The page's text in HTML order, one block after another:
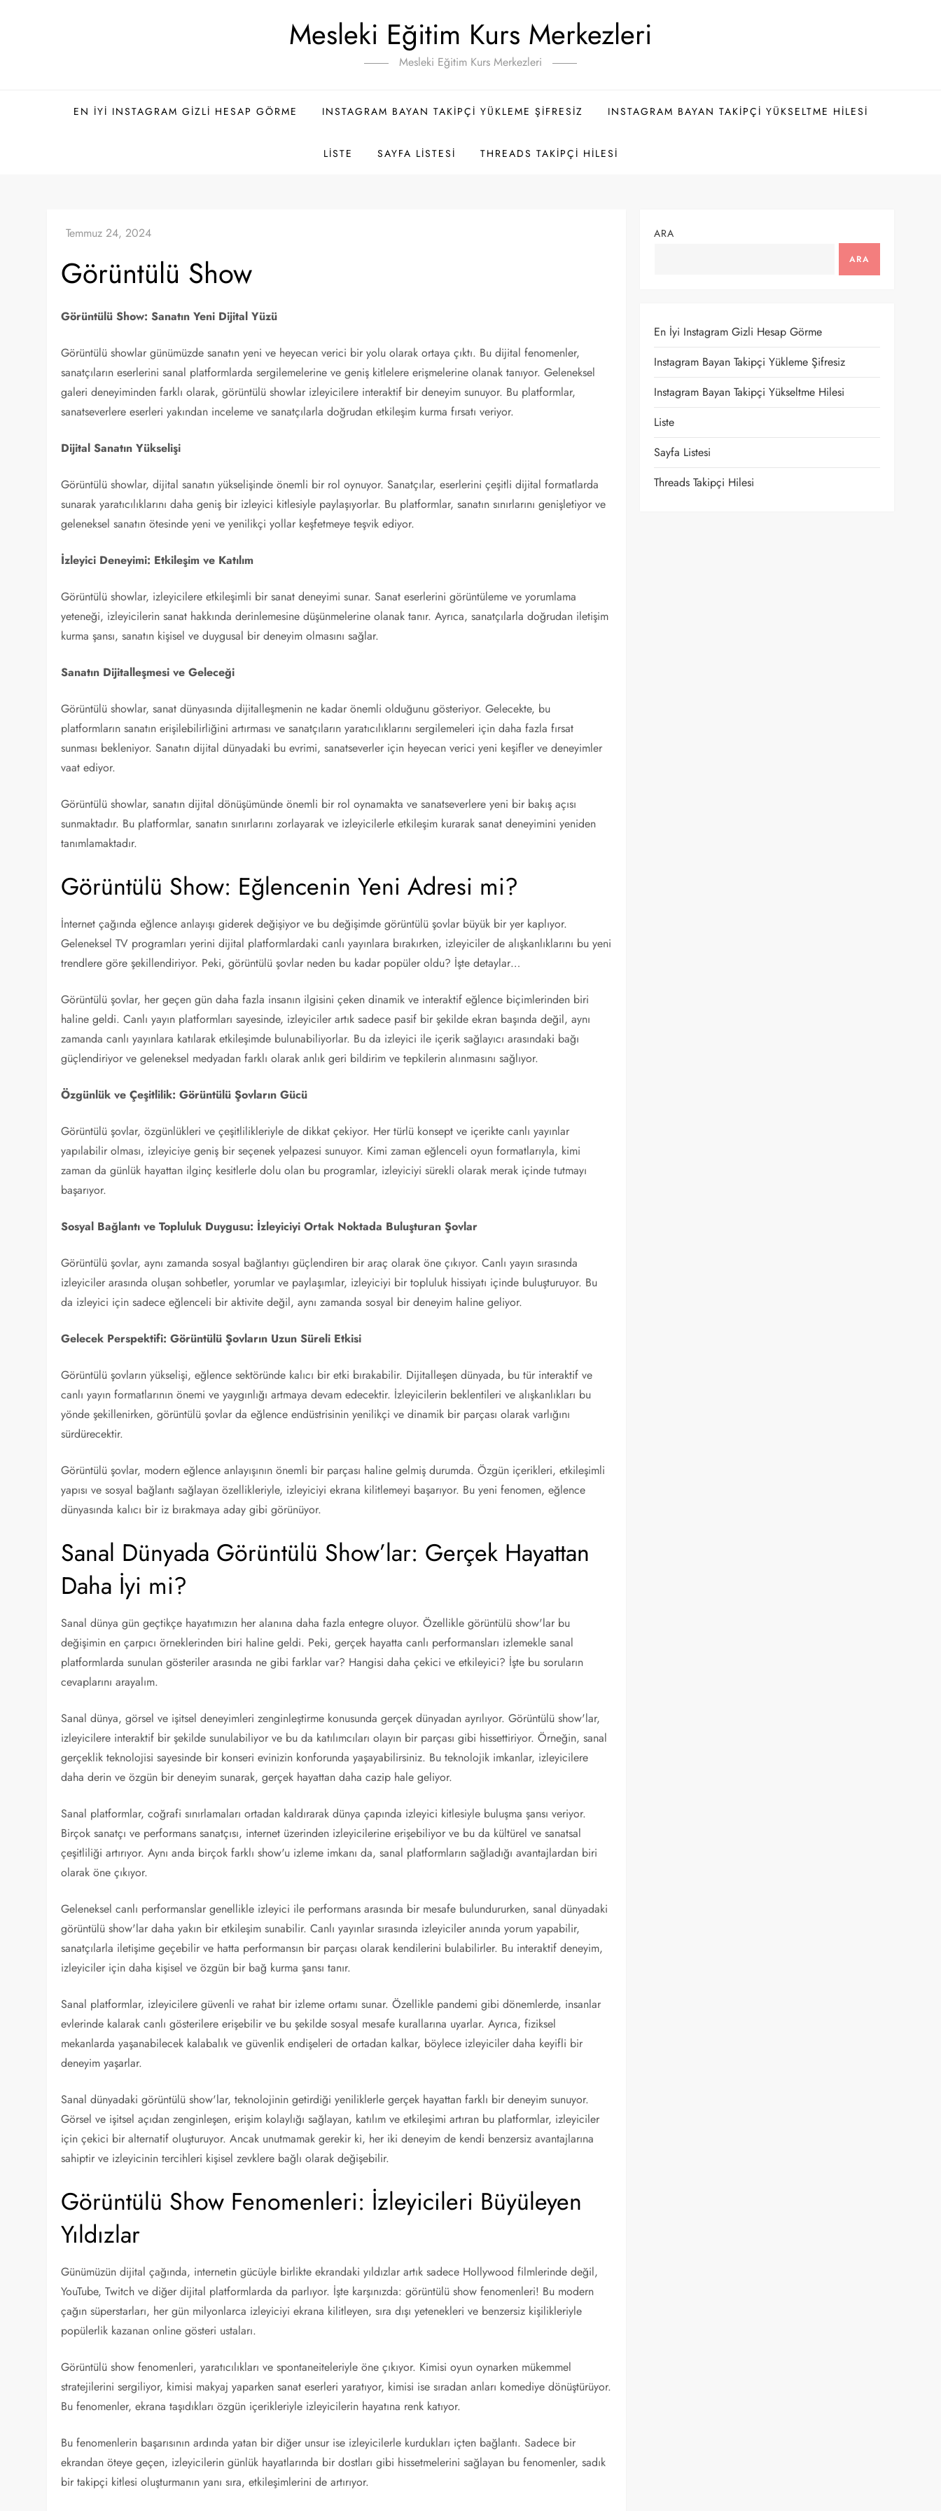
Mesleki Eğitim Kurs Merkezleri
Mesleki Eğitim Kurs Merkezleri
EN İYI INSTAGRAM GIZLI HESAP GÖRME INSTAGRAM BAYAN TAKIPÇI YÜKLEME ŞIFRESIZ INSTAGRAM BAYAN TAKIPÇI YÜKSELTME HILESI
LISTE SAYFA LISTESI THREADS TAKIPÇI HILESI
Görüntülü Show
Görüntülü Show: Sanatın Yeni Dijital Yüzü
Görüntülü showlar günümüzde sanatın yeni ve heyecan verici bir yolu olarak ortaya çıktı. Bu dijital fenomenler,
sanatçıların eserlerini sanal platformlarda sergilemelerine ve geniş kitlelere erişmelerine olanak tanıyor. Geleneksel
galeri deneyiminden farklı olarak, görüntülü showlar izleyicilere interaktif bir deneyim sunuyor. Bu platformlar,
sanatseverlere eserleri yakından inceleme ve sanatçılarla doğrudan etkileşim kurma fırsatı veriyor.
Dijital Sanatın Yükselişi
Görüntülü showlar, dijital sanatın yükselişinde önemli bir rol oynuyor. Sanatçılar, eserlerini çeşitli dijital formatlarda
sunarak yaratıcılıklarını daha geniş bir izleyici kitlesiyle paylaşıyorlar. Bu platformlar, sanatın sınırlarını genişletiyor ve
geleneksel sanatın ötesinde yeni ve yenilikçi yollar keşfetmeye teşvik ediyor.
İzleyici Deneyimi: Etkileşim ve Katılım
Görüntülü showlar, izleyicilere etkileşimli bir sanat deneyimi sunar. Sanat eserlerini görüntüleme ve yorumlama
yeteneği, izleyicilerin sanat hakkında derinlemesine düşünmelerine olanak tanır. Ayrıca, sanatçılarla doğrudan iletişim
kurma şansı, sanatın kişisel ve duygusal bir deneyim olmasını sağlar.
Sanatın Dijitalleşmesi ve Geleceği
Görüntülü showlar, sanat dünyasında dijitalleşmenin ne kadar önemli olduğunu gösteriyor. Gelecekte, bu
platformların sanatın erişilebilirliğini artırması ve sanatçıların yaratıcılıklarını sergilemeleri için daha fazla fırsat
sunması bekleniyor. Sanatın dijital dünyadaki bu evrimi, sanatseverler için heyecan verici yeni keşifler ve deneyimler
vaat ediyor.
Görüntülü showlar, sanatın dijital dönüşümünde önemli bir rol oynamakta ve sanatseverlere yeni bir bakış açısı
sunmaktadır. Bu platformlar, sanatın sınırlarını zorlayarak ve izleyicilerle etkileşim kurarak sanat deneyimini yeniden
tanımlamaktadır.
Görüntülü Show: Eğlencenin Yeni Adresi mi?
İnternet çağında eğlence anlayışı giderek değişiyor ve bu değişimde görüntülü şovlar büyük bir yer kaplıyor.
Geleneksel TV programları yerini dijital platformlardaki canlı yayınlara bırakırken, izleyiciler de alışkanlıklarını bu yeni
trendlere göre şekillendiriyor. Peki, görüntülü şovlar neden bu kadar popüler oldu? İşte detaylar…
Görüntülü şovlar, her geçen gün daha fazla insanın ilgisini çeken dinamik ve interaktif eğlence biçimlerinden biri
haline geldi. Canlı yayın platformları sayesinde, izleyiciler artık sadece pasif bir şekilde ekran başında değil, aynı
zamanda canlı yayınlara katılarak etkileşimde bulunabiliyorlar. Bu da izleyici ile içerik sağlayıcı arasındaki bağı
güçlendiriyor ve geleneksel medyadan farklı olarak anlık geri bildirim ve tepkilerin alınmasını sağlıyor.
Özgünlük ve Çeşitlilik: Görüntülü Şovların Gücü
Görüntülü şovlar, özgünlükleri ve çeşitlilikleriyle de dikkat çekiyor. Her türlü konsept ve içerikte canlı yayınlar
yapılabilir olması, izleyiciye geniş bir seçenek yelpazesi sunuyor. Kimi zaman eğlenceli oyun formatlarıyla, kimi
zaman da günlük hayattan ilginç kesitlerle dolu olan bu programlar, izleyiciyi sürekli olarak merak içinde tutmayı
başarıyor.
Sosyal Bağlantı ve Topluluk Duygusu: İzleyiciyi Ortak Noktada Buluşturan Şovlar
Görüntülü şovlar, aynı zamanda sosyal bağlantıyı güçlendiren bir araç olarak öne çıkıyor. Canlı yayın sırasında
izleyiciler arasında oluşan sohbetler, yorumlar ve paylaşımlar, izleyiciyi bir topluluk hissiyatı içinde buluşturuyor. Bu
da izleyici için sadece eğlenceli bir aktivite değil, aynı zamanda sosyal bir deneyim haline geliyor.
Gelecek Perspektifi: Görüntülü Şovların Uzun Süreli Etkisi
Görüntülü şovların yükselişi, eğlence sektöründe kalıcı bir etki bırakabilir. Dijitalleşen dünyada, bu tür interaktif ve
canlı yayın formatlarının önemi ve yaygınlığı artmaya devam edecektir. İzleyicilerin beklentileri ve alışkanlıkları bu
yönde şekillenirken, görüntülü şovlar da eğlence endüstrisinin yenilikçi ve dinamik bir parçası olarak varlığını
sürdürecektir.
Görüntülü şovlar, modern eğlence anlayışının önemli bir parçası haline gelmiş durumda. Özgün içerikleri, etkileşimli
yapısı ve sosyal bağlantı sağlayan özellikleriyle, izleyiciyi ekrana kilitlemeyi başarıyor. Bu yeni fenomen, eğlence
dünyasında kalıcı bir iz bırakmaya aday gibi görünüyor.
Sanal Dünyada Görüntülü Show’lar: Gerçek Hayattan
Daha İyi mi?
Sanal dünya gün geçtikçe hayatımızın her alanına daha fazla entegre oluyor. Özellikle görüntülü show'lar bu
değişimin en çarpıcı örneklerinden biri haline geldi. Peki, gerçek hayatta canlı performansları izlemekle sanal
platformlarda sunulan gösteriler arasında ne gibi farklar var? Hangisi daha çekici ve etkileyici? İşte bu soruların
cevaplarını arayalım.
Sanal dünya, görsel ve işitsel deneyimleri zenginleştirme konusunda gerçek dünyadan ayrılıyor. Görüntülü show'lar,
izleyicilere interaktif bir şekilde sunulabiliyor ve bu da katılımcıları olayın bir parçası gibi hissettiriyor. Örneğin, sanal
gerçeklik teknolojisi sayesinde bir konseri evinizin konforunda yaşayabilirsiniz. Bu teknolojik imkanlar, izleyicilere
daha derin ve özgün bir deneyim sunarak, gerçek hayattan daha cazip hale geliyor.
Sanal platformlar, coğrafi sınırlamaları ortadan kaldırarak dünya çapında izleyici kitlesiyle buluşma şansı veriyor.
Birçok sanatçı ve performans sanatçısı, internet üzerinden izleyicilerine erişebiliyor ve bu da kültürel ve sanatsal
çeşitliliği artırıyor. Aynı anda birçok farklı show'u izleme imkanı da, sanal platformların sağladığı avantajlardan biri
olarak öne çıkıyor.
Geleneksel canlı performanslar genellikle izleyici ile performans arasında bir mesafe bulundururken, sanal dünyadaki
görüntülü show'lar daha yakın bir etkileşim sunabilir. Canlı yayınlar sırasında izleyiciler anında yorum yapabilir,
sanatçılarla iletişime geçebilir ve hatta performansın bir parçası olarak kendilerini bulabilirler. Bu interaktif deneyim,
izleyiciler için daha kişisel ve özgün bir bağ kurma şansı tanır.
Sanal platformlar, izleyicilere güvenli ve rahat bir izleme ortamı sunar. Özellikle pandemi gibi dönemlerde, insanlar
evlerinde kalarak canlı gösterilere erişebilir ve bu şekilde sosyal mesafe kurallarına uyarlar. Ayrıca, fiziksel
mekanlarda yaşanabilecek kalabalık ve güvenlik endişeleri de ortadan kalkar, böylece izleyiciler daha keyifli bir
deneyim yaşarlar.
Sanal dünyadaki görüntülü show'lar, teknolojinin getirdiği yeniliklerle gerçek hayattan farklı bir deneyim sunuyor.
Görsel ve işitsel açıdan zenginleşen, erişim kolaylığı sağlayan, katılım ve etkileşimi artıran bu platformlar, izleyiciler
için çekici bir alternatif oluşturuyor. Ancak unutmamak gerekir ki, her iki deneyim de kendi benzersiz avantajlarına
sahiptir ve izleyicinin tercihleri kişisel zevklere bağlı olarak değişebilir.
Görüntülü Show Fenomenleri: İzleyicileri Büyüleyen
Yıldızlar
Günümüzün dijital çağında, internetin gücüyle birlikte ekrandaki yıldızlar artık sadece Hollywood filmlerinde değil,
YouTube, Twitch ve diğer dijital platformlarda da parlıyor. İşte karşınızda: görüntülü show fenomenleri! Bu modern
çağın süperstarları, her gün milyonlarca izleyiciyi ekrana kilitleyen, sıra dışı yetenekleri ve benzersiz kişilikleriyle
popülerlik kazanan online gösteri ustaları.
Görüntülü show fenomenleri, yaratıcılıkları ve spontaneiteleriyle öne çıkıyor. Kimisi oyun oynarken mükemmel
stratejilerini sergiliyor, kimisi makyaj yaparken sanat eserleri yaratıyor, kimisi ise sıradan anları komediye dönüştürüyor.
Bu fenomenler, ekrana taşıdıkları özgün içerikleriyle izleyicilerin hayatına renk katıyor.
Bu fenomenlerin başarısının ardında yatan bir diğer unsur ise izleyicilerle kurdukları içten bağlantı. Sadece bir
ekrandan öteye geçen, izleyicilerin günlük hayatlarında bir dostları gibi hissetmelerini sağlayan bu fenomenler, sadık
bir takipçi kitlesi oluşturmanın yanı sıra, etkileşimlerini de artırıyor.
ARA
ARA
En İyi Instagram Gizli Hesap Görme
Instagram Bayan Takipçi Yükleme Şifresiz
Instagram Bayan Takipçi Yükseltme Hilesi
Liste
Sayfa Listesi
Threads Takipçi Hilesi